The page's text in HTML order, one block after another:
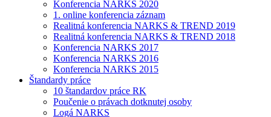
Konferencia NARKS 2020
1. online konferencia záznam
Realitná konferencia NARKS & TREND 2019
Realitná konferencia NARKS & TREND 2018
Konferencia NARKS 2017
Konferencia NARKS 2016
Konferencia NARKS 2015
Štandardy práce
10 štandardov práce RK
Poučenie o právach dotknutej osoby
Logá NARKS